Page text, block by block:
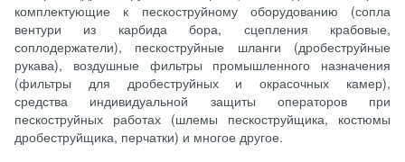
комплектующие к пескоструйному оборудованию (сопла
вентури из карбида бора, сцепления крабовые,
соплодержатели), пескоструйные шланги (дробеструйные
рукава), воздушные фильтры промышленного назначения
(фильтры для дробеструйных и окрасочных камер),
средства индивидуальной защиты операторов при
пескоструйных работах (шлемы пескоструйщика, костюмы
дробеструйщика, перчатки) и многое другое.